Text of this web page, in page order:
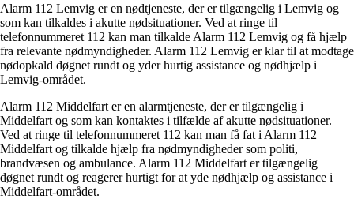
Alarm 112 Lemvig er en nødtjeneste, der er tilgængelig i Lemvig og
som kan tilkaldes i akutte nødsituationer. Ved at ringe til
telefonnummeret 112 kan man tilkalde Alarm 112 Lemvig og få hjælp
fra relevante nødmyndigheder. Alarm 112 Lemvig er klar til at modtage
nødopkald døgnet rundt og yder hurtig assistance og nødhjælp i
Lemvig-området.
Alarm 112 Middelfart er en alarmtjeneste, der er tilgængelig i
Middelfart og som kan kontaktes i tilfælde af akutte nødsituationer.
Ved at ringe til telefonnummeret 112 kan man få fat i Alarm 112
Middelfart og tilkalde hjælp fra nødmyndigheder som politi,
brandvæsen og ambulance. Alarm 112 Middelfart er tilgængelig
døgnet rundt og reagerer hurtigt for at yde nødhjælp og assistance i
Middelfart-området.